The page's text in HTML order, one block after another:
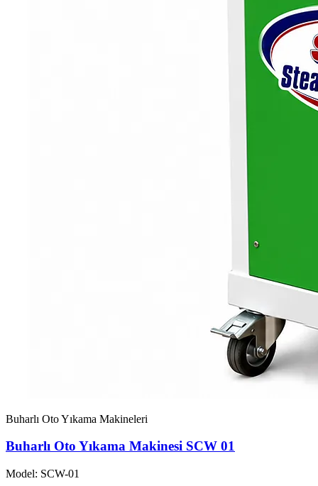
Buharlı Oto Yıkama Makineleri
Buharlı Oto Yıkama Makinesi SCW 01
Model: SCW-01